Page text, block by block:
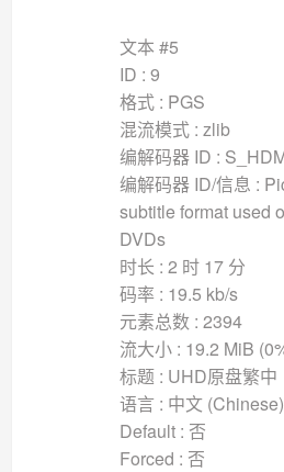
文本 #5
ID : 9
格式 : PGS
混流模式 : zlib
编解码器 ID :
编解码器 ID/信息 :
subtitle format used
DVDs
时长 : 2 时 17 分
码率 : 19.5 kb/s
元素总数 : 2394
流大小 : 19.2 MiB
标题 : UHD原盘繁中
语言 : 中文 (Chinese)
Default : 否
Forced : 否